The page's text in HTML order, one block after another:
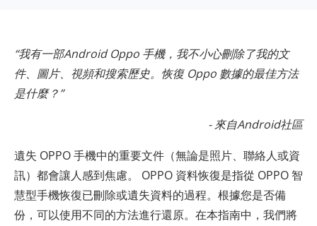
“我有一部Android Oppo 手機，我不小心刪除了我的文
件、圖片、視頻和搜索歷史。恢復 Oppo 數據的最佳方法
是什麼？”
- 來自Android社區
遺失 OPPO 手機中的重要文件（無論是照片、聯絡人或資
訊）都會讓人感到焦慮。 OPPO 資料恢復是指從 OPPO 智
慧型手機恢復已刪除或遺失資料的過程。根據您是否備
份，可以使用不同的方法進行還原。在本指南中，我們將